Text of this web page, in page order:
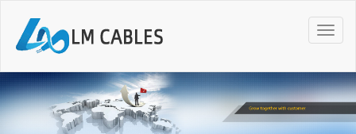
T
o
g
l
n